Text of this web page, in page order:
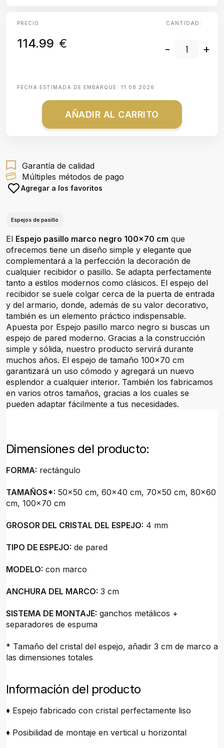
PRECIO
114.99 €
CANTIDAD:
- +
FECHA ESTIMADA DE EMBARQUE: 11.08.2026
AÑADIR AL CARRITO
Garantía de calidad
Múltiples métodos de pago
Agregar a los favoritos
Espejos de pasillo
El Espejo pasillo marco negro 100x70 cm que
ofrecemos tiene un diseño simple y elegante que
complementará a la perfección la decoración de
cualquier recibidor o pasillo. Se adapta perfectamente
tanto a estilos modernos como clásicos. El espejo del
recibidor se suele colgar cerca de la puerta de entrada
y del armario, donde, además de su valor decorativo,
también es un elemento práctico indispensable.
Apuesta por Espejo pasillo marco negro si buscas un
espejo de pared moderno. Gracias a la construcción
simple y sólida, nuestro producto servirá durante
muchos años. El espejo de tamaño 100x70 cm
garantizará un uso cómodo y agregará un nuevo
esplendor a cualquier interior. También los fabricamos
en varios otros tamaños, gracias a los cuales se
pueden adaptar fácilmente a tus necesidades.
Dimensiones del producto:
FORMA: rectángulo
TAMAÑOS*: 50x50 cm, 60x40 cm, 70x50 cm, 80x60
cm, 100x70 cm
GROSOR DEL CRISTAL DEL ESPEJO: 4 mm
TIPO DE ESPEJO: de pared
MODELO: con marco
ANCHURA DEL MARCO: 3 cm
SISTEMA DE MONTAJE: ganchos metálicos +
separadores de espuma
* Tamaño del cristal del espejo, añadir 3 cm de marco a
las dimensiones totales
Información del producto
♦ Espejo fabricado con cristal perfectamente liso
♦ Posibilidad de montaje en vertical u horizontal